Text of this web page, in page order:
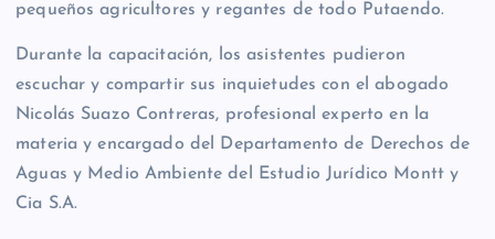
pequeños agricultores y regantes de todo Putaendo.
Durante la capacitación, los asistentes pudieron
escuchar y compartir sus inquietudes con el abogado
Nicolás Suazo Contreras, profesional experto en la
materia y encargado del Departamento de Derechos de
Aguas y Medio Ambiente del Estudio Jurídico Montt y
Cia S.A.